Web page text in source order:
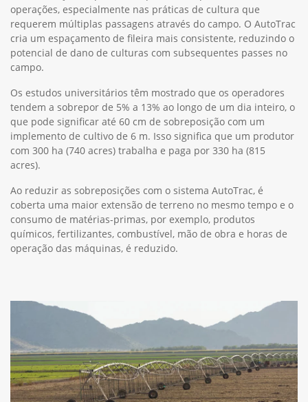
operações, especialmente nas práticas de cultura que
requerem múltiplas passagens através do campo. O AutoTrac
cria um espaçamento de fileira mais consistente, reduzindo o
potencial de dano de culturas com subsequentes passes no
campo.
Os estudos universitários têm mostrado que os operadores
tendem a sobrepor de 5% a 13% ao longo de um dia inteiro, o
que pode significar até 60 cm de sobreposição com um
implemento de cultivo de 6 m. Isso significa que um produtor
com 300 ha (740 acres) trabalha e paga por 330 ha (815
acres).
Ao reduzir as sobreposições com o sistema AutoTrac, é
coberta uma maior extensão de terreno no mesmo tempo e o
consumo de matérias-primas, por exemplo, produtos
químicos, fertilizantes, combustível, mão de obra e horas de
operação das máquinas, é reduzido.